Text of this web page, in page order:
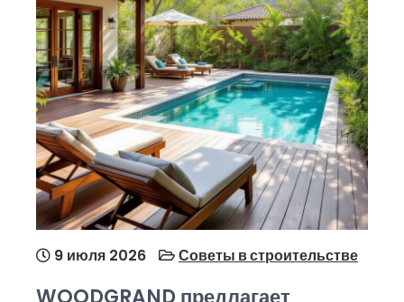
9 июля 2026 Советы в строительстве